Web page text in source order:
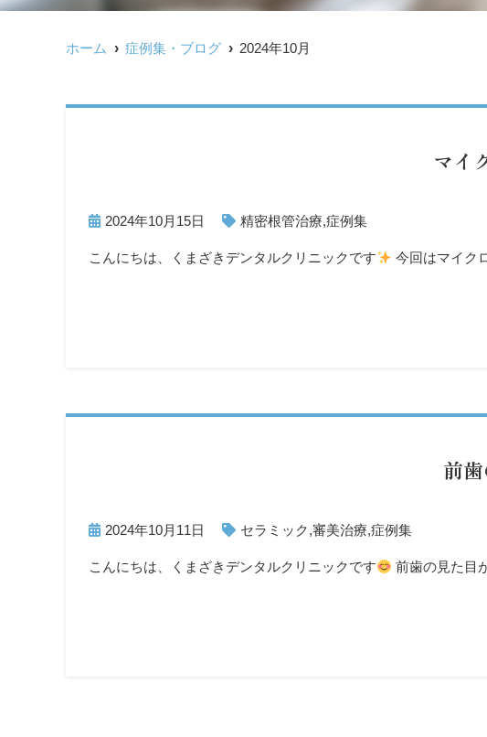
ホーム 症例集・ブログ 2024年10月
マイ
2024年10月15日 精密根管治療,症例集
こんにちは、くまざきデンタルクリニックです 今回はマイク
前
2024年10月11日 セラミック,審美治療,症例集
こんにちは、くまざきデンタルクリニックです 前歯の見た目